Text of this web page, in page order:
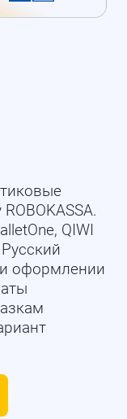
QIWI
оформлении